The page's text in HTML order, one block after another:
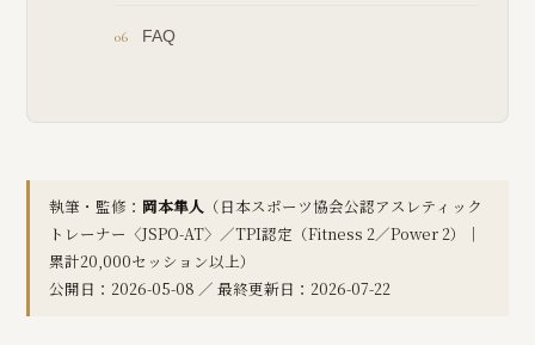
FAQ
執筆・監修： 岡本隼人 （日本スポーツ協会公認アスレティック
トレーナー〈JSPO-AT〉／TPI認定（Fitness 2／Power 2）｜
累計20,000セッション以上）
公開日：2026-05-08 ／ 最終更新日：2026-07-22